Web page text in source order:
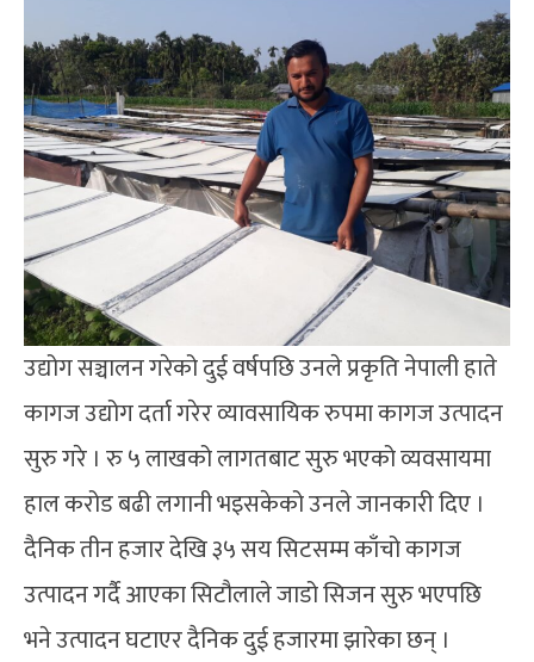
उद्योग सञ्चालन गरेको दुई वर्षपछि उनले प्रकृति नेपाली हाते
कागज उद्योग दर्ता गरेर व्यावसायिक रुपमा कागज उत्पादन
सुरु गरे । रु ५ लाखको लागतबाट सुरु भएको व्यवसायमा
हाल करोड बढी लगानी भइसकेको उनले जानकारी दिए ।
दैनिक तीन हजार देखि ३५ सय सिटसम्म काँचो कागज
उत्पादन गर्दै आएका सिटौलाले जाडो सिजन सुरु भएपछि
भने उत्पादन घटाएर दैनिक दुई हजारमा झारेका छन् ।